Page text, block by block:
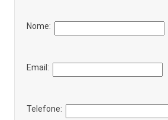
Nome:
Email:
Telefone: